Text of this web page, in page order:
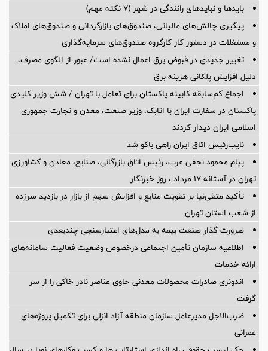
بایدها و نبایدهای رانندگی در شهر (۷ نکته مهم)
پیگیری چالش‌های مالیاتی، صندوق‌های بازارگردانی و صندوق‌های املاک
و مستغلات در دستور کار کارگروه صندوق‌های سرمایه‌گذاری
تغییر جدیدی در قبوض برق اعمال نشده است/ عبور از الگوی مصرف،
دلیل افزایش پلکانی هزینه برق
اجماع کم‌سابقه کابینه پاکستان برای تعامل با تهران / شش وزیر کلیدی
پاکستان در سفارت ایران با اتابک، وزیر صنعت، معدن و تجارت جمهوری
اسلامی ایران دیدار کردند
نایب‌رئیس اتاق ایران راهی باکو شد
پیام محمود نجفی عرب، رئیس اتاق بازرگانی، صنایع، معادن و کشاورزی
تهران در آستانه 17 مرداد ، روز خبرنگار
تأکید متقی‌نیا بر تقویت منابع و افزایش سهم از بازار در بازدید سرزده
از شعب استان تهران
ضرورت گذار صنعت بیمه به مدل‌های اعتبارسنجی چندبعدی
اطلاعیه سازمان تأمین اجتماعی درخصوص وضعیت فعالیت سامانه‌های
ارائه خدمات
اندونزی صادرات محصولات معدنی حاوی عناصر نادر خاکی را از سر
گرفت
ضرب‌الاجل مدیرعامل سازمان منطقه آزاد انزلی برای تكمیل پروژه‌های
عمرانی